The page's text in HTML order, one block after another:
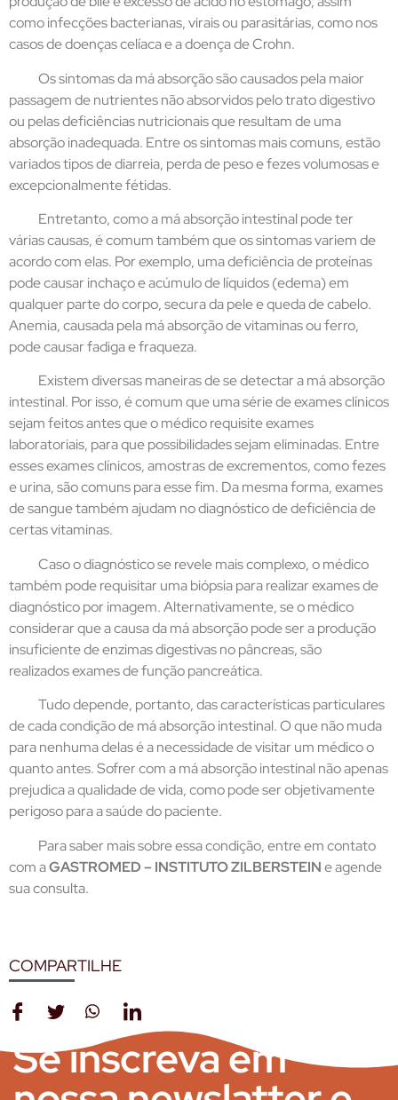
como infecções bacterianas, virais ou parasitárias, como nos
casos de doenças celíaca e a doença de Crohn.
Os sintomas da má absorção são causados pela maior
passagem de nutrientes não absorvidos pelo trato digestivo
ou pelas deficiências nutricionais que resultam de uma
absorção inadequada. Entre os sintomas mais comuns, estão
variados tipos de diarreia, perda de peso e fezes volumosas e
excepcionalmente fétidas.
Entretanto, como a má absorção intestinal pode ter
várias causas, é comum também que os sintomas variem de
acordo com elas. Por exemplo, uma deficiência de proteínas
pode causar inchaço e acúmulo de líquidos (edema) em
qualquer parte do corpo, secura da pele e queda de cabelo.
Anemia, causada pela má absorção de vitaminas ou ferro,
pode causar fadiga e fraqueza.
Existem diversas maneiras de se detectar a má absorção
intestinal. Por isso, é comum que uma série de exames clínicos
sejam feitos antes que o médico requisite exames
laboratoriais, para que possibilidades sejam eliminadas. Entre
esses exames clínicos, amostras de excrementos, como fezes
e urina, são comuns para esse fim. Da mesma forma, exames
de sangue também ajudam no diagnóstico de deficiência de
certas vitaminas.
Caso o diagnóstico se revele mais complexo, o médico
também pode requisitar uma biópsia para realizar exames de
diagnóstico por imagem. Alternativamente, se o médico
considerar que a causa da má absorção pode ser a produção
insuficiente de enzimas digestivas no pâncreas, são
realizados exames de função pancreática.
Tudo depende, portanto, das características particulares
de cada condição de má absorção intestinal. O que não muda
para nenhuma delas é a necessidade de visitar um médico o
quanto antes. Sofrer com a má absorção intestinal não apenas
prejudica a qualidade de vida, como pode ser objetivamente
perigoso para a saúde do paciente.
Para saber mais sobre essa condição, entre em contato
com aGASTROMED – INSTITUTO ZILBERSTEINe agende
sua consulta.
COMPARTILHE
Se inscreva em